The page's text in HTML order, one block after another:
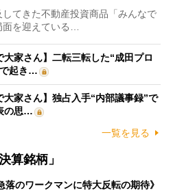
てきた不動産投資商品「みんなで
を迎えている…
大家さん】二転三転した“成田プロ
起き…
大家さん】独占入手“内部議事録”で
の思…
一覧を見る
算銘柄」
落のワークマンに特大反転の期待》